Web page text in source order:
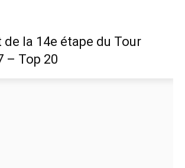
de la 14e étape du Tour
– Top 20